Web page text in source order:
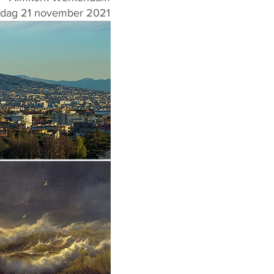
21 november 2021